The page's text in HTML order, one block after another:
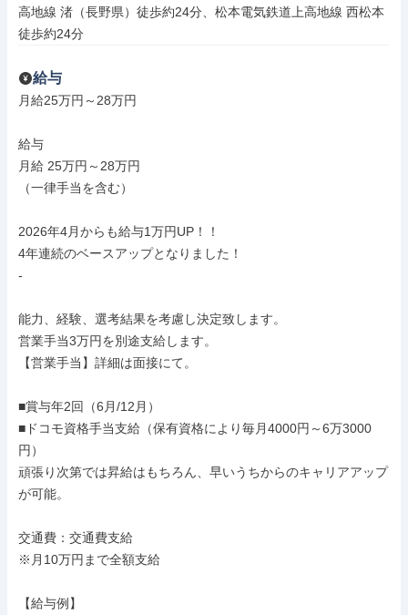
高地線 渚（長野県）徒歩約24分、松本電気鉄道上高地線 西松本
徒歩約24分
給与
月給25万円～28万円
給与
月給 25万円～28万円
（一律手当を含む）
2026年4月からも給与1万円UP！！
4年連続のベースアップとなりました！
-
能力、経験、選考結果を考慮し決定致します。
営業手当3万円を別途支給します。
【営業手当】詳細は面接にて。
■賞与年2回（6月/12月）
■ドコモ資格手当支給（保有資格により毎月4000円～6万3000
円）
頑張り次第では昇給はもちろん、早いうちからのキャリアアップ
が可能。
交通費：交通費支給
※月10万円まで全額支給
【給与例】